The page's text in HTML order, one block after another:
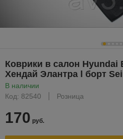
Коврики в салон Hyundai
Хендай Элантра l борт
В наличии
Код: 82540
Розница
170 руб.